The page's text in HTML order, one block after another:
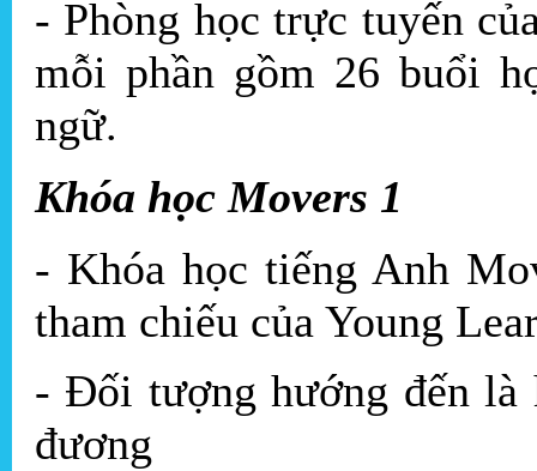
- Phòng học trực tuyến
mỗi phần gồm 26 buổi
ngữ.
Khóa học Movers 1
- Khóa học tiếng Anh
tham chiếu của Young
- Đối tượng hướng đến
đương